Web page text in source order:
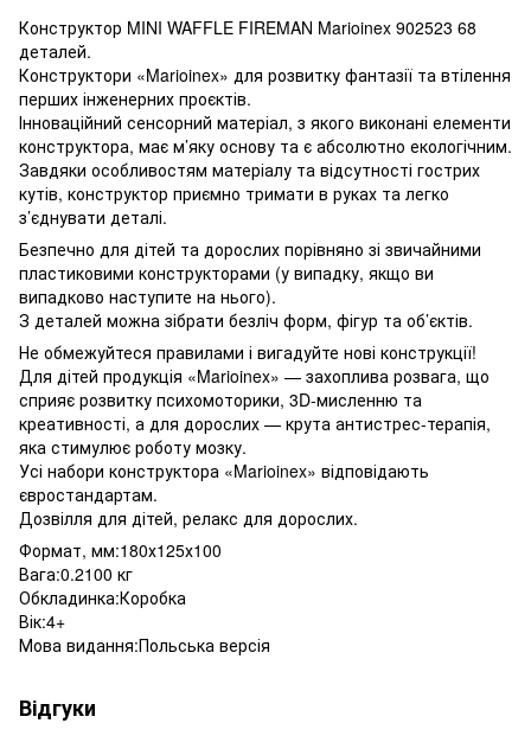
Конструктор MINI WAFFLE FIREMAN Marioinex 902523 68
деталей.
Конструктори «Marioinex» для розвитку фантазії та втілення
перших інженерних проєктів.
Інноваційний сенсорний матеріал, з якого виконані елементи
конструктора, має м’яку основу та є абсолютно екологічним.
Завдяки особливостям матеріалу та відсутності гострих
кутів, конструктор приємно тримати в руках та легко
з’єднувати деталі.
Безпечно для дітей та дорослих порівняно зі звичайними
пластиковими конструкторами (у випадку, якщо ви
випадково наступите на нього).
З деталей можна зібрати безліч форм, фігур та об’єктів.
Не обмежуйтеся правилами і вигадуйте нові конструкції!
Для дітей продукція «Marioinex» — захоплива розвага, що
сприяє розвитку психомоторики, 3D-мисленню та
креативності, а для дорослих — крута антистрес-терапія,
яка стимулює роботу мозку.
Усі набори конструктора «Marioinex» відповідають
євростандартам.
Дозвілля для дітей, релакс для дорослих.
Формат, мм:180х125х100
Вага:0.2100 кг
Обкладинка:Коробка
Вік:4+
Мова видання:Польська версія
Відгуки